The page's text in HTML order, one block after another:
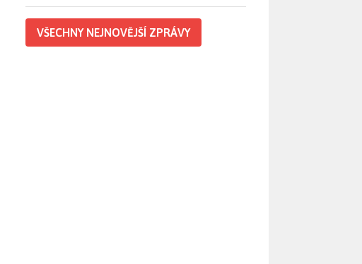
VŠECHNY NEJNOVĚJŠÍ ZPRÁVY